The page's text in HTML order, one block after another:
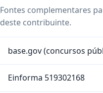
Fontes complementares
deste contribuinte.
base.gov (concursos
Einforma 519302168